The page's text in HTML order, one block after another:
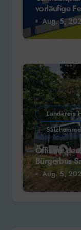
vorläufige
Aug. 5,
Landkreis
Öffis mit
Bürgerbus
Aug. 5,